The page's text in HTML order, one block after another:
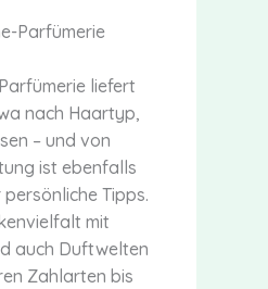
Parfümerie
liefert
nach Haartyp,
– und von
ist ebenfalls
Tipps.
mit
auch Duftwelten
Zahlarten bis